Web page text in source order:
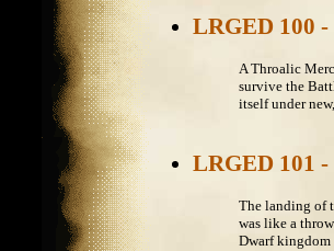
LRGED 100
A Throalic
survive the
itself under
LRGED 101
The landing of
was like a
Dwarf kingdom